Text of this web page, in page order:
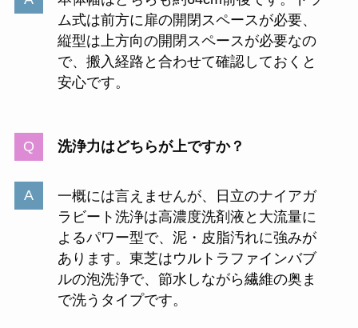
ム式は前方に扉の開閉スペースが必要、
縦型は上方向の開閉スペースが必要なの
で、搬入経路と合わせて確認しておくと
安心です。
洗浄力はどちらが上ですか？
一概には言えませんが、日立のナイアガ
ラビート洗浄は高濃度洗剤液と大流量に
よるパワー型で、泥・皮脂汚れに強みが
あります。東芝はウルトラファインバブ
ルの泡洗浄で、節水しながら繊維の奥ま
で洗うタイプです。